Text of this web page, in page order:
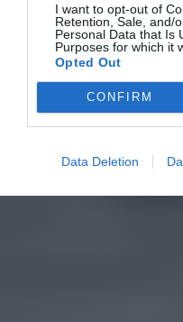
I want to opt-out of
Retention, Sale, and/
Personal Data that Is
Purposes for which it
Opted Out
CONFIRM
Data Deletion